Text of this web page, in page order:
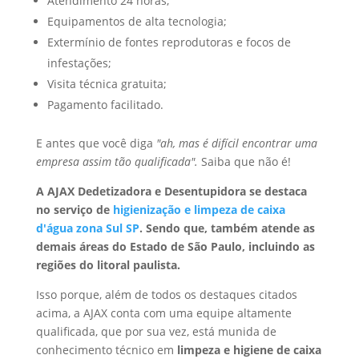
Equipamentos de alta tecnologia;
Extermínio de fontes reprodutoras e focos de
infestações;
Visita técnica gratuita;
Pagamento facilitado.
E antes que você diga "ah, mas é difícil encontrar uma
empresa assim tão qualificada". Saiba que não é!
A AJAX Dedetizadora e Desentupidora se destaca
no serviço de higienização e limpeza de caixa
d'água zona Sul SP. Sendo que, também atende as
demais áreas do Estado de São Paulo, incluindo as
regiões do litoral paulista.
Isso porque, além de todos os destaques citados
acima, a AJAX conta com uma equipe altamente
qualificada, que por sua vez, está munida de
conhecimento técnico em limpeza e higiene de caixa